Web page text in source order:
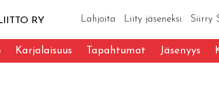
RY Lahjoita Liity jäseneksi Siirry
Karjalaisuus Tapahtumat Jäsenyys